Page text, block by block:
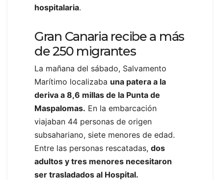
hospitalaria.
Gran Canaria recibe a más
de 250 migrantes
La mañana del sábado, Salvamento
Marítimo localizaba una patera a la
deriva a 8,6 millas de la Punta de
Maspalomas. En la embarcación
viajaban 44 personas de origen
subsahariano, siete menores de edad.
Entre las personas rescatadas, dos
adultos y tres menores necesitaron
ser trasladados al Hospital.